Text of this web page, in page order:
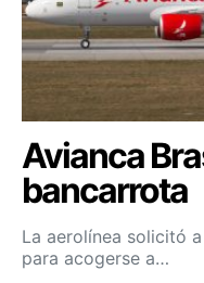
Avianca
bancarrota
La aerolínea solicitó
para acogerse a…